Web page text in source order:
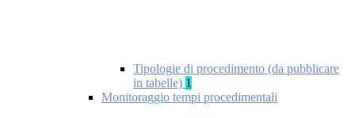
Tipologie di procedimento (da pubblicare
in tabelle) 1
Monitoraggio tempi procedimentali